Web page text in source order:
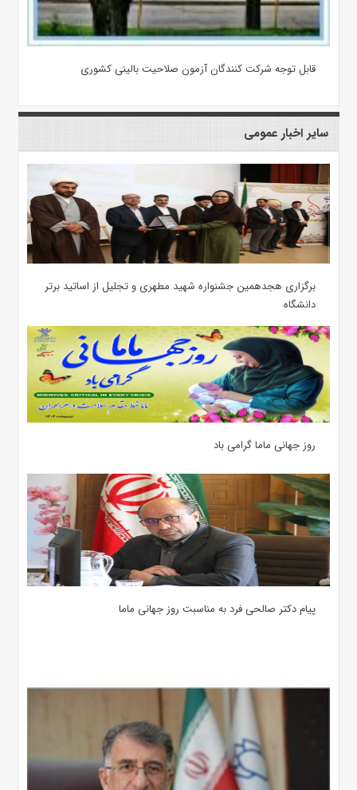
قابل توجه شرکت کنندگان آزمون صلاحیت بالینی کشوری
سایر اخبار عمومی
برگزاری هجدهمین جشنواره شهید مطهری و تجلیل از اساتید برتر
دانشگاه
روز جهانی ماما گرامی باد
پیام دکتر صالحی فرد به مناسبت روز جهانی ماما